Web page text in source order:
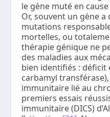
le gène muté en
Or, souvent un gène
mutations
mortelles, ou
thérapie génique ne
des maladies aux
bien identifiés : déficit
carbamyl
immunitaire lié au
premiers essais
immunitaire (DICS)